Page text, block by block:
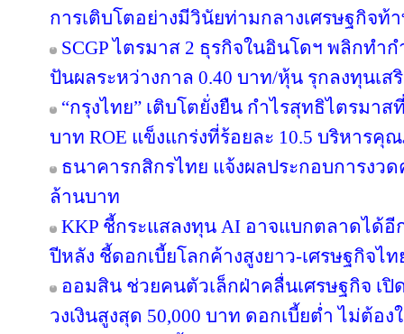
การเติบโตอย่างมีวินัยท่ามกลางเศรษฐกิจท้
SCGP ไตรมาส 2 ธุรกิจในอินโดฯ พลิกทำ
ปันผลระหว่างกาล 0.40 บาท/หุ้น รุกลงทุนเ
“กรุงไทย” เติบโตยั่งยืน กำไรสุทธิไตรมาส
บาท ROE แข็งแกร่งที่ร้อยละ 10.5 บริหาร
ธนาคารกสิกรไทย แจ้งผลประกอบการงวด
ล้านบาท
KKP ชี้กระแสลงทุน AI อาจแบกตลาดได้อี
ปีหลัง ชี้ดอกเบี้ยโลกค้างสูงยาว-เศรษฐกิจไท
ออมสิน ช่วยคนตัวเล็กฝ่าคลื่นเศรษฐกิจ เ
วงเงินสูงสุด 50,000 บาท ดอกเบี้ยต่ำ ไม่ต้